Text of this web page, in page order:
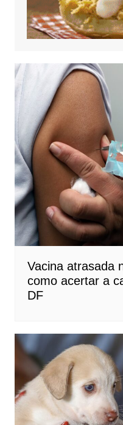
Vacina atrasada
como acertar a
DF